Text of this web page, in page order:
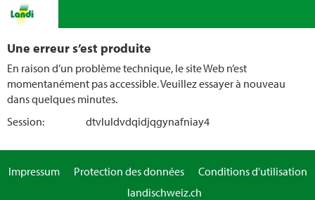
Une erreur s’est produite
En raison d’un problème technique, le site Web n’est
momentanément pas accessible. Veuillez essayer à nouveau
dans quelques minutes.
Session:
dtvluldvdqidjqgynafniay4
Impressum Protection des données
Conditions d'utilisation
landischweiz.ch